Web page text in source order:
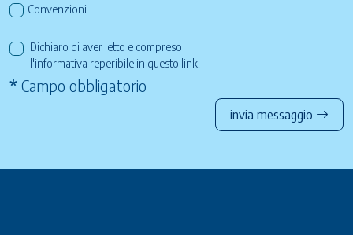
Convenzioni
Dichiaro di aver letto e compreso
l'informativa reperibile in questo link
* Campo obbligatorio
invia messaggio